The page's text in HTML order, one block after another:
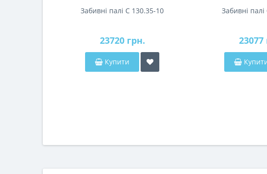
Забивні палі С 130.35-10
23720 грн.
Купити
Забивні
23077